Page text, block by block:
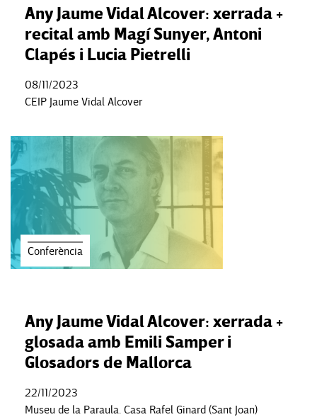
Any Jaume Vidal Alcover: xerrada +
recital amb Magí Sunyer, Antoni
Clapés i Lucia Pietrelli
08/11/2023
CEIP Jaume Vidal Alcover
Conferència
Any Jaume Vidal Alcover: xerrada +
glosada amb Emili Samper i
Glosadors de Mallorca
22/11/2023
Museu de la Paraula. Casa Rafel Ginard (Sant Joan)